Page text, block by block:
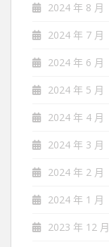
2024 年 8 月
2024 年 7 月
2024 年 6 月
2024 年 5 月
2024 年 4 月
2024 年 3 月
2024 年 2 月
2024 年 1 月
2023 年 12 月